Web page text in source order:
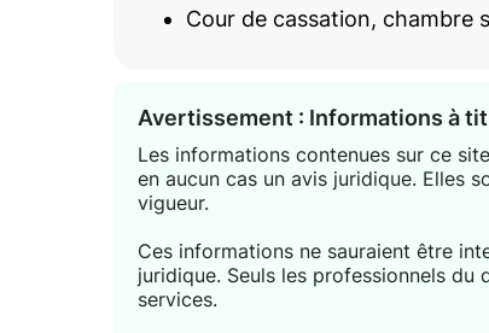
Cour de cassation, chambre
Avertissement : Informations à
Les informations contenues sur ce
en aucun cas un avis juridique. Elles
vigueur.
Ces informations ne sauraient être
juridique. Seuls les professionnels
services.